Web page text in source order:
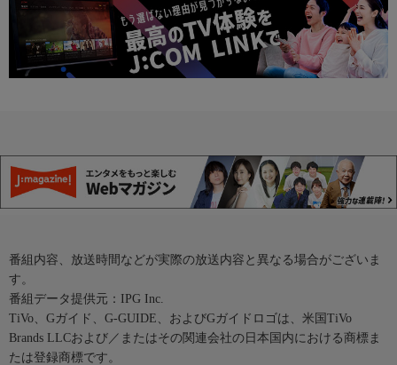
番組内容、放送時間などが実際の放送内容と異なる場合がございま
す。
番組データ提供元：IPG Inc.
TiVo、Gガイド、G-GUIDE、およびGガイドロゴは、米国TiVo
Brands LLCおよび／またはその関連会社の日本国内における商標ま
たは登録商標です。